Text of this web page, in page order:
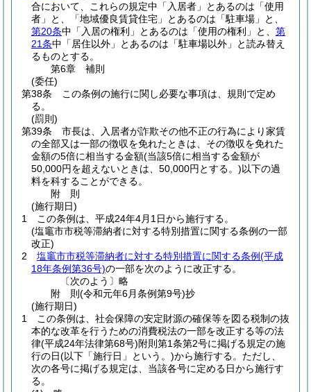
合において、これらの規定中「入居者」とあるのは「使用
者」と、「地域優良賃貸住宅」とあるのは「駐車場」と、
第20条中「入居の権利」とあるのは「使用の権利」と、 第
21条中「居住以外」とあるのは「駐車場以外」と読み替え
るものとする。
第6章
補則
(委任)
第38条
この条例の施行に関し必要な事項は、規則で定め
る。
(罰則)
第39条
市長は、入居者が詐欺その他不正の行為により家賃
の全部又は一部の徴収を免れたときは、その徴収を免れた
金額の5倍に相当する金額(当該5倍に相当する金額が
50,000円を超えないときは、50,000円とする。)以下の過
料を科することができる。
附 則
(施行期日)
1
この条例は、平成24年4月1日から施行する。
(塩竈市市税等滞納者に対する特別措置に関する条例の一部
改正)
2
塩竈市市税等滞納者に対する特別措置に関する条例(平成
18年条例第36号)の一部を次のように改正する。
〔次のよう〕略
附 則(令和元年6月条例第9号)抄
(施行期日)
1
この条例は、社会保障の安定財源の確保等を図る税制の抜
本的な改革を行うための消費税法の一部を改正する等の法
律(平成24年法律第68号)附則第1条第2号に掲げる規定の施
行の日(以下「施行日」という。)から施行する。 ただし、
次の各号に掲げる規定は、当該各号に定める日から施行す
る。